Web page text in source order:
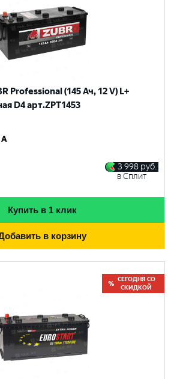
Professional (145 Ач, 12 V) L+
D4 арт.ZPT1453
3 998 руб.
в Сплит
Купить в 1 клик
в корзину
СЕГОДНЯ СО
СКИДКОЙ